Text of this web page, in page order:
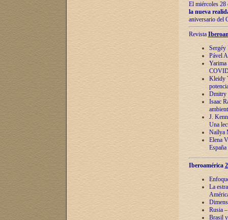
El miércoles 28
la nueva
aniversario del
Revista
Sergéy
Pável
Yarima
Kleidy
Dmitry
Isaac
J.
Una
Naílya
Elena
España
Iberoamérica
La
Rusia
Brasil